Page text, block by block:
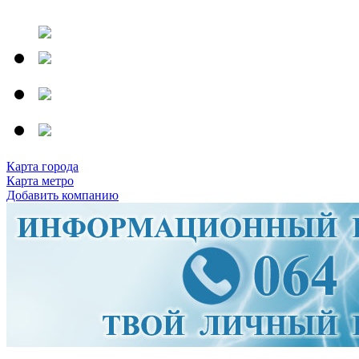
Карта города
Карта метро
Добавить компанию